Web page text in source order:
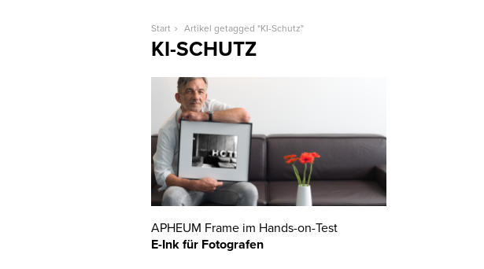
Start Artikel getagged "KI-Schutz"
KI-SCHUTZ
APHEUM Frame im Hands-on-Test
E-Ink für Fotografen